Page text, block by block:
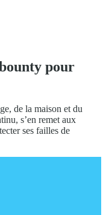
pour
de la maison et du
s’en remet aux
ses failles de